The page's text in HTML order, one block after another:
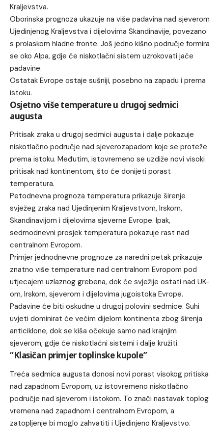
Kraljevstva.
Oborinska prognoza ukazuje na više padavina nad sjeverom
Ujedinjenog Kraljevstva i dijelovima Skandinavije, povezano
s prolaskom hladne fronte. Još jedno kišno područje formira
se oko Alpa, gdje će niskotlačni sistem uzrokovati jače
padavine.
Ostatak Evrope ostaje sušniji, posebno na zapadu i prema
istoku.
Osjetno više temperature u drugoj sedmici
augusta
Pritisak zraka u drugoj sedmici augusta i dalje pokazuje
niskotlačno područje nad sjeverozapadom koje se proteže
prema istoku. Međutim, istovremeno se uzdiže novi visoki
pritisak nad kontinentom, što će donijeti porast
temperatura.
Petodnevna prognoza temperatura prikazuje širenje
svježeg zraka nad Ujedinjenim Kraljevstvom, Irskom,
Skandinavijom i dijelovima sjeverne Evrope. Ipak,
sedmodnevni prosjek temperatura pokazuje rast nad
centralnom Evropom.
Primjer jednodnevne prognoze za naredni petak prikazuje
znatno više temperature nad centralnom Evropom pod
utjecajem uzlaznog grebena, dok će svježije ostati nad UK-
om, Irskom, sjeverom i dijelovima jugoistoka Evrope.
Padavine će biti oskudne u drugoj polovini sedmice. Suhi
uvjeti dominirat će većim dijelom kontinenta zbog širenja
anticiklone, dok se kiša očekuje samo nad krajnjim
sjeverom, gdje će niskotlačni sistemi i dalje kružiti.
“Klasičan primjer toplinske kupole”
Treća sedmica augusta donosi novi porast visokog pritiska
nad zapadnom Evropom, uz istovremeno niskotlačno
područje nad sjeverom i istokom. To znači nastavak toplog
vremena nad zapadnom i centralnom Evropom, a
zatopljenje bi moglo zahvatiti i Ujedinjeno Kraljevstvo.